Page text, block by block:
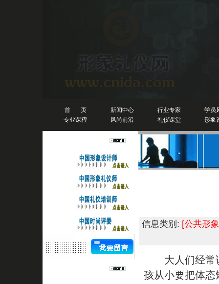
首 页 新闻中心 行业专家
学员
专业课程
风尚前沿 礼仪课堂 形象
信息类别: [公共形
大人们经常说
孩从小要把体